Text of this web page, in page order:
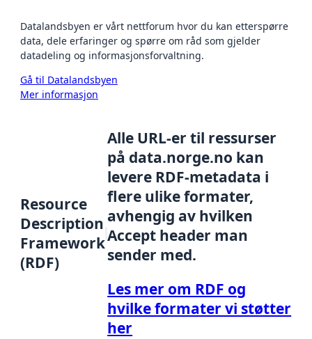
Datalandsbyen er vårt nettforum hvor du kan etterspørre
data, dele erfaringer og spørre om råd som gjelder
datadeling og informasjonsforvaltning.
Gå til Datalandsbyen
Mer informasjon
Resource
Description
Framework
(RDF)
Alle URL-er til ressurser
på data.norge.no kan
levere RDF-metadata i
flere ulike formater,
avhengig av hvilken
Accept header man
sender med.
Les mer om RDF og
hvilke formater vi støtter
her